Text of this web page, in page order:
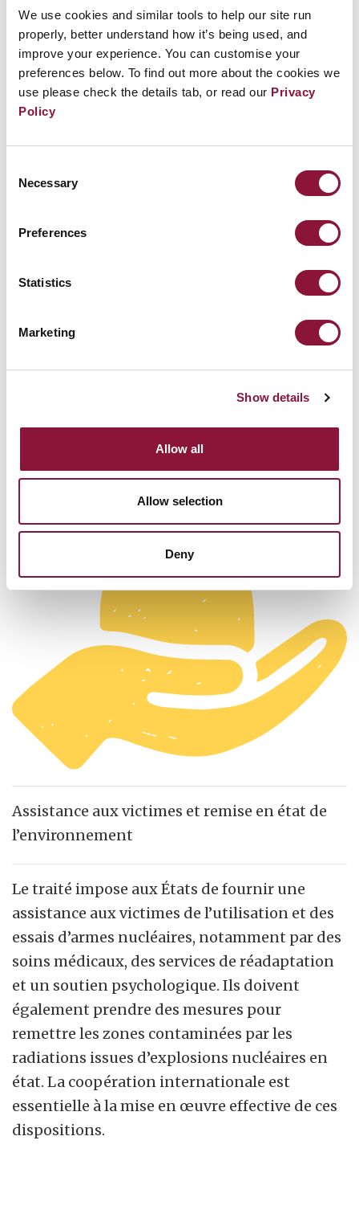
We use cookies and similar tools to help our site run
properly, better understand how it’s being used, and
improve your experience. You can customise your
preferences below. To find out more about the cookies we
use please check the details tab, or read our Privacy
Policy
Selection
Necessary
Preferences
Statistics
Marketing
Show details
Allow all
Allow selection
Deny
Cadre pour l’élimination
Le traité établit un cadre juridique pour
l’élimination vérifiable et irréversible des
nucléaires qui y adhère doit immédiatement
nucléaires et les détruire conformément à un
dans un délai maximal de dix ans. Un État
avant d’adhérer au traité et faire vérifier cette
Assistance aux victimes et remise en état de
l’environnement
Le traité impose aux États de fournir une
assistance aux victimes de l’utilisation et des
essais d’armes nucléaires, notamment par des
soins médicaux, des services de réadaptation
et un soutien psychologique. Ils doivent
également prendre des mesures pour
remettre les zones contaminées par les
radiations issues d’explosions nucléaires en
état. La coopération internationale est
essentielle à la mise en œuvre effective de ces
dispositions.